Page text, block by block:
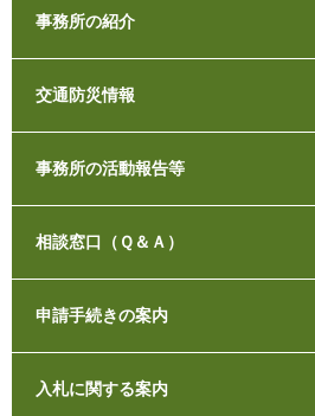
事務所の紹介
交通防災情報
事務所の活動報告等
相談窓口（Ｑ＆Ａ）
申請手続きの案内
入札に関する案内